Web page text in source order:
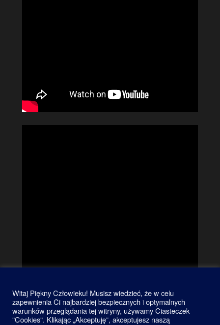
Witaj Piękny Człowieku! Musisz wiedzieć, że w celu
zapewnienia Ci najbardziej bezpiecznych i optymalnych
warunków przeglądania tej witryny, używamy Ciasteczek
"Cookies". Klikając „Akceptuję”, akceptujesz naszą